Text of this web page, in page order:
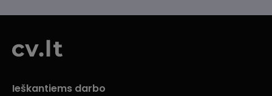
Ieškantiems darbo